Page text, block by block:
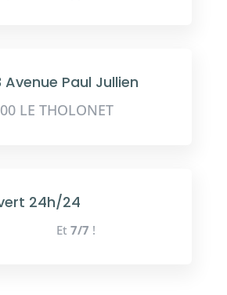
Avenue Paul Jullien
LE THOLONET
24h/24
Et7/7 !